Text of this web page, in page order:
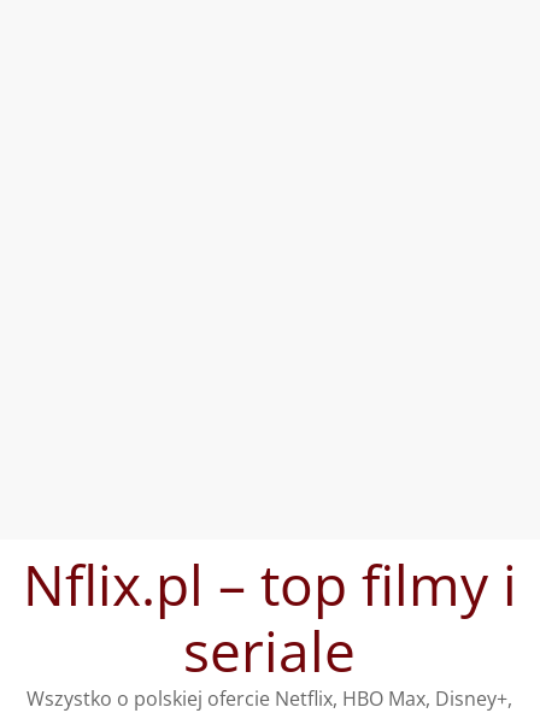
treściNflix.pl – top filmy i
seriale
Wszystko o polskiej ofercie Netflix, HBO Max, Disney+,